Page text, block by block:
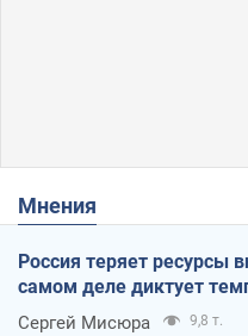
Мнения
Россия теряет ресурсы
самом деле диктует
Сергей Мисюра 9,8 т.